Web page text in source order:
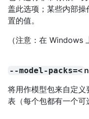
盖此选项；某些内部
置的值。
（注意：在 Windows
--model-packs=<
将用作模型包来自定
表（每个包都有一个可